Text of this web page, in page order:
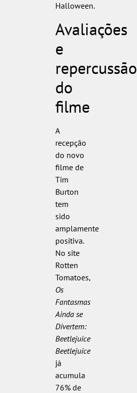
Halloween.
Avaliações
e
repercussão
do
filme
A
recepção
do novo
filme de
Tim
Burton
tem
sido
amplamente
positiva.
No site
Rotten
Tomatoes,
Os
Fantasmas
Ainda se
Divertem:
Beetlejuice
Beetlejuice
já
acumula
76% de